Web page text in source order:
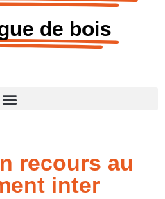
de bois
recours au
inter